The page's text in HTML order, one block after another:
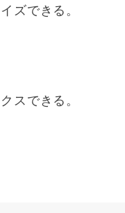
ズできる。
スできる。